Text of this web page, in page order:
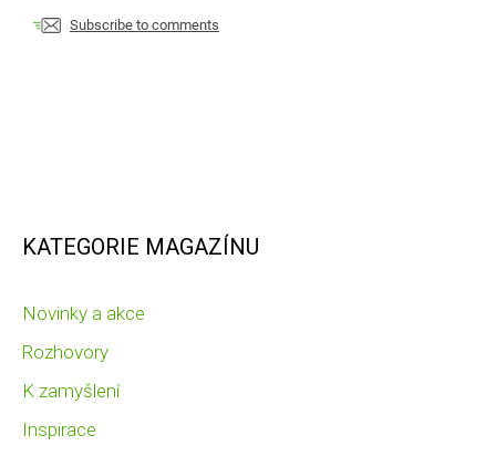
Subscribe to comments
KATEGORIE MAGAZÍNU
Novinky a akce
Rozhovory
K zamyšlení
Inspirace